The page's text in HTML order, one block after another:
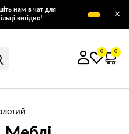
нам в чат для
вигідно!
×
0 0